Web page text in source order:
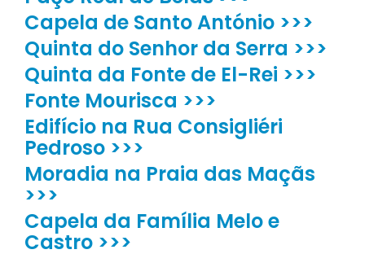
Capela de Santo António >>>
Quinta do Senhor da Serra >>>
Quinta da Fonte de El-Rei >>>
Fonte Mourisca >>>
Edifício na Rua Consigliéri
Pedroso >>>
Moradia na Praia das Maçãs
>>>
Capela da Família Melo e
Castro >>>